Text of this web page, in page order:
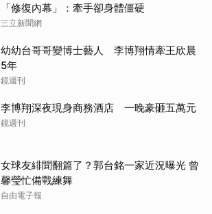
「修復內幕」：牽手卻身體僵硬
三立新聞網
幼幼台哥哥變博士藝人 李博翔情牽王欣晨
5年
鏡週刊
李博翔深夜現身商務酒店 一晚豪砸五萬元
鏡週刊
女球友緋聞翻篇了？郭台銘一家近況曝光 曾
馨瑩忙備戰練舞
自由電子報